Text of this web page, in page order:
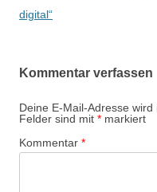
digital“
Kommentar verfassen
Deine E-Mail-Adresse
Felder sind mit * markiert
Kommentar *